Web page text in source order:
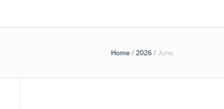
Home / 2026 / June